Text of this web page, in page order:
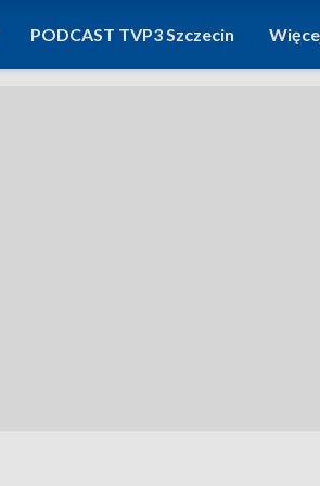
PODCAST TVP3 Szczecin